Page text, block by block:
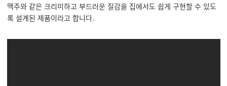
맥주와 같은 크리미하고 부드러운 질감을 집에서도 쉽게 구현할 수 있도
록 설계된 제품이라고 합니다.